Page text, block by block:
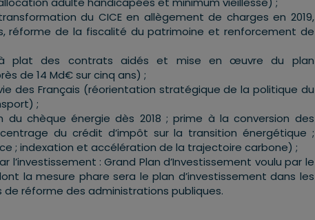
du CICE en allègement de charges en 2019,
réforme de la fiscalité du patrimoine et renforcement de
plat des contrats aidés et mise en œuvre du plan
de 14 Md€ sur cinq ans) ;
des Français (réorientation stratégique de la politique du
;
chèque énergie dès 2018 ; prime à la conversion des
du crédit d’impôt sur la transition énergétique ;
; indexation et accélération de la trajectoire carbone) ;
: Grand Plan d’Investissement voulu par le
la mesure phare sera le plan d’investissement dans les
réforme des administrations publiques.